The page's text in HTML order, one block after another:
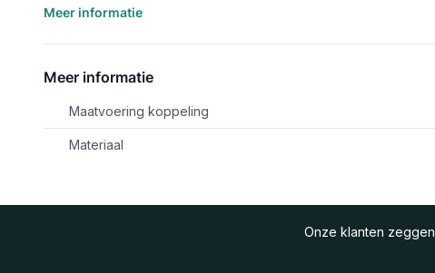
Meer informatie
Meer informatie
Maatvoering koppeling
Materiaal
Onze klanten zeggen